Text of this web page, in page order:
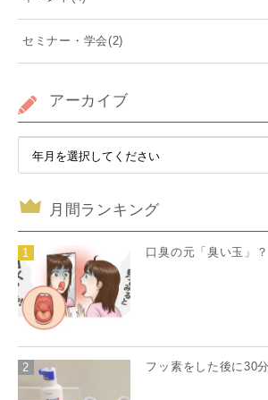
セミナー・学会(2)
アーカイブ
月間ランキング
1 口臭の元「臭い玉」？
2 フッ素をした後に30